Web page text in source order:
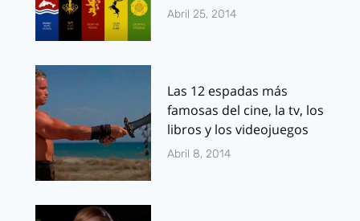
Abril 25, 2014
Las 12 espadas más
famosas del cine, la tv, los
libros y los videojuegos
Abril 8, 2014